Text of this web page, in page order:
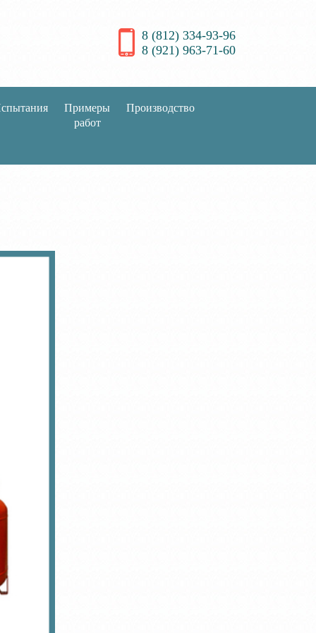
8 (812) 334-93-96
8 (921) 963-71-60
Примеры
работ
Производство